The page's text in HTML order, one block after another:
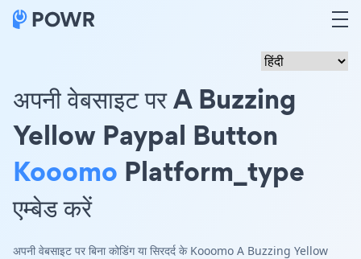
अपनी वेबसाइट पर A Buzzing
Yellow Paypal Button
Kooomo Platform_type
एम्बेड करें
अपनी वेबसाइट पर बिना कोडिंग या सिरदर्द के Kooomo A Buzzing Yellow